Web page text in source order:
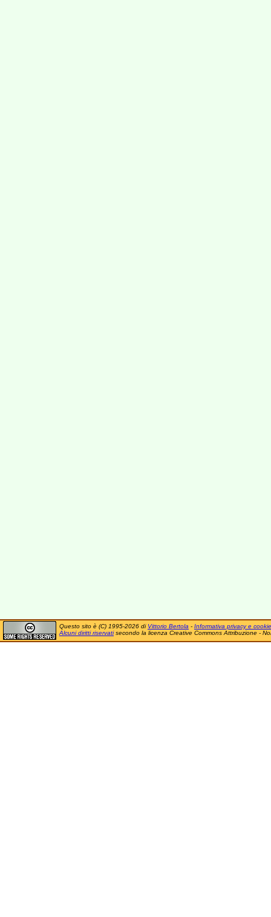
Questo sito è (C) 1995-2026 di Vittorio Bertola - Informativa privacy e cookie
Alcuni diritti riservatisecondo la licenza Creative Commons Attribuzione -